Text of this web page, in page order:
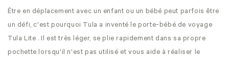
Être en déplacement avec un enfant ou un bébé peut parfois être
un défi, c'est pourquoi Tula a inventé le porte-bébé de voyage
Tula Lite . Il est très léger, se plie rapidement dans sa propre
pochette lorsqu'il n'est pas utilisé et vous aide à réaliser le